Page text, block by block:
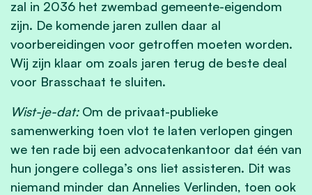
zal in 2036 het zwembad gemeente-eigendom
zijn. De komende jaren zullen daar al
voorbereidingen voor getroffen moeten worden.
Wij zijn klaar om zoals jaren terug de beste deal
voor Brasschaat te sluiten.
Wist-je-dat: Om de privaat-publieke
samenwerking toen vlot te laten verlopen gingen
we ten rade bij een advocatenkantoor dat één van
hun jongere collega’s ons liet assisteren. Dit was
niemand minder dan Annelies Verlinden, toen ook